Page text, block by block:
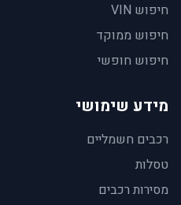
חיפוש VIN
חיפוש ממוקד
חיפוש חופשי
מידע שימושי
רכבים חשמליים
טסלות
מסירות רכבים